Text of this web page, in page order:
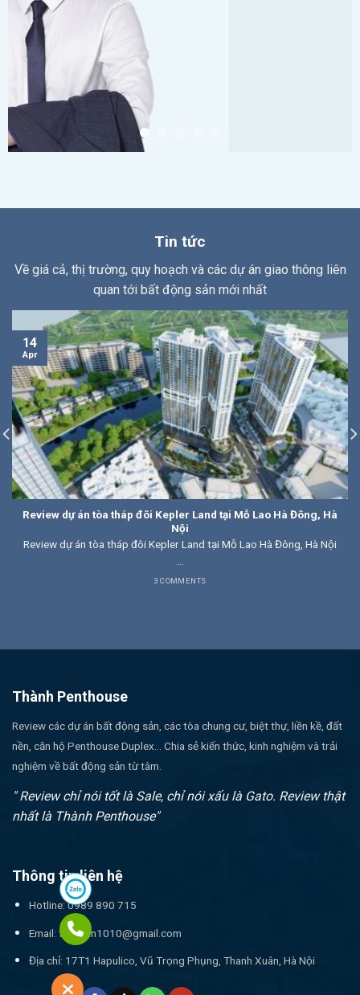
Tin tức
Về giá cả, thị trường, quy hoạch và các dự án giao thông liên
quan tới bất động sản mới nhất
Review dự án tòa tháp đôi Kepler Land tại Mỗ Lao Hà Đông, Hà
Nội
Review dự án tòa tháp đôi Kepler Land tại Mỗ Lao Hà Đông, Hà Nội
3 COMMENTS
14
Apr
Thành Penthouse
Review các dự án bất động sản, các tòa chung cư, biệt thự, liền kề, đất
nền, căn hộ Penthouse Duplex... Chia sẻ kiến thức, kinh nghiệm và trải
nghiệm về bất động sản từ tâm.
" Review chỉ nói tốt là Sale, chỉ nói xấu là Gato. Review thật
nhất là Thành Penthouse"
Thông tin liên hệ
Hotline: 0989 890 715
Email: thanhnn1010@gmail.com
Địa chỉ: 17T1 Hapulico, Vũ Trọng Phụng, Thanh Xuân, Hà Nội